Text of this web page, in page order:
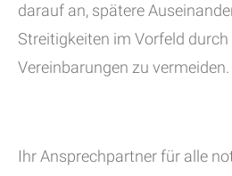
darauf an, spätere
Streitigkeiten im Vorfeld
Vereinbarungen zu vermeiden.
Ihr Ansprechpartner für alle